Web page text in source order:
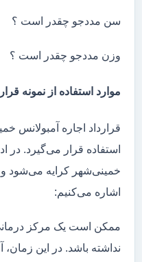
سن مددجو چقدر است ؟
وزن مددجو چقدر است ؟
موارد استفاده از نمونه
قرارداد اجاره آمبولانس
استفاده قرار می‌گیرد. در
خمینی‌شهر کرایه می‌شود و
اشاره می‌کنیم:
ممکن است یک مرکز درمانی
نداشته باشد. در این زمان،